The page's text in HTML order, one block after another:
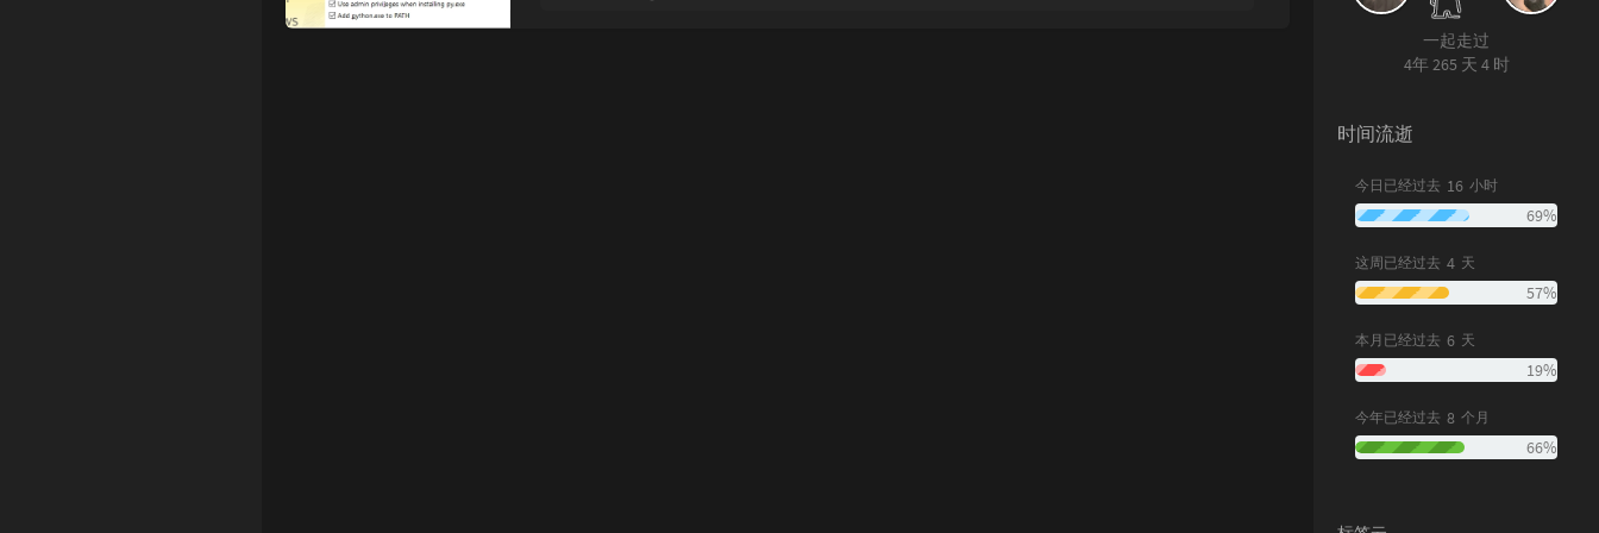
一起走过
4年 265 天 4 时
时间流逝
今日已经过去 16 小时
69%
这周已经过去 4 天
57%
本月已经过去 6 天
19%
今年已经过去 8 个月
66%